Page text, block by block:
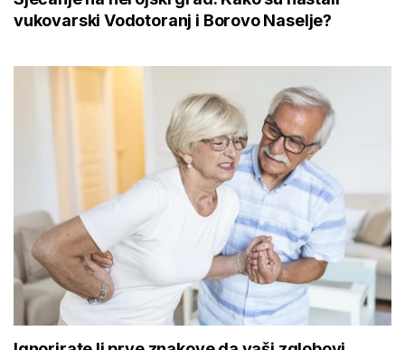
vukovarski Vodotoranj i Borovo Naselje?